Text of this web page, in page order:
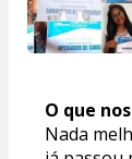
O que
Nada